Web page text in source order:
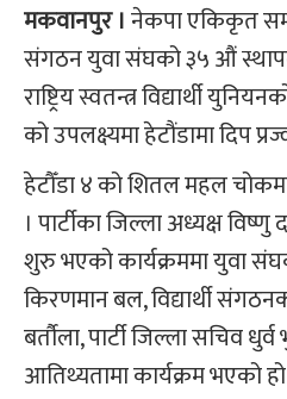
मकवानपुर ।नेकपा एकिकृत
संगठन युवा संघको ३५ औं
राष्ट्रिय स्वतन्त्र विद्यार्थी
को उपलक्ष्यमा हेटौंडामा दिप
हेटौँडा ४ को शितल महल
। पार्टीका जिल्ला अध्यक्ष
शुरु भएको कार्यक्रममा युवा
किरणमान बल, विद्यार्थी
बर्तौला, पार्टी जिल्ला सचिव
आतिथ्यतामा कार्यक्रम भएको